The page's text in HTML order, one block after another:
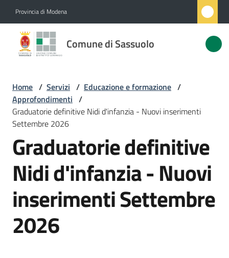
Provincia di Modena
Comune di Sassuolo
Comune
di
Amministrazione
Novità
Servizi
Menu selezionato
Vivere
Sassuolo
Home / Servizi / Educazione e formazione /
Approfondimenti /
Graduatorie definitive Nidi d'infanzia - Nuovi inserimenti
Settembre 2026
Graduatorie definitive
Nidi d'infanzia - Nuovi
inserimenti Settembre
2026